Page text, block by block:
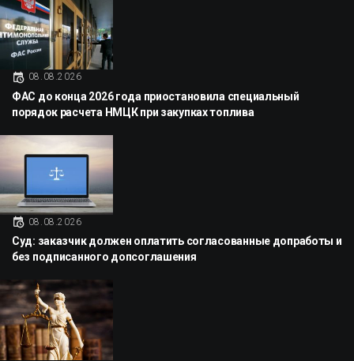
08.08.2026
ФАС до конца 2026 года приостановила специальный
порядок расчета НМЦК при закупках топлива
08.08.2026
Суд: заказчик должен оплатить согласованные допработы и
без подписанного допсоглашения